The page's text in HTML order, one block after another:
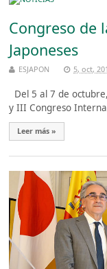
Congreso de
Japoneses
ESJAPON 5, oct,
Del 5 al 7 de
y III Congreso
Leer más »